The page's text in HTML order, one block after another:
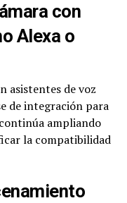
con
Alexa o
asistentes de voz
de integración para
ampliando
la compatibilidad